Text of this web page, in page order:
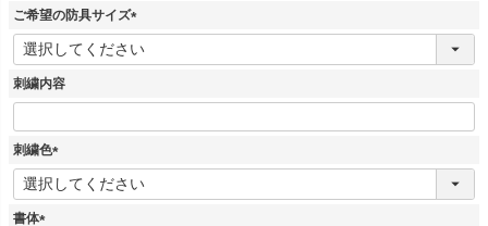
須
ご希望の防具サイズ
(
必
刺繍内容
刺繍色
(
必
書体